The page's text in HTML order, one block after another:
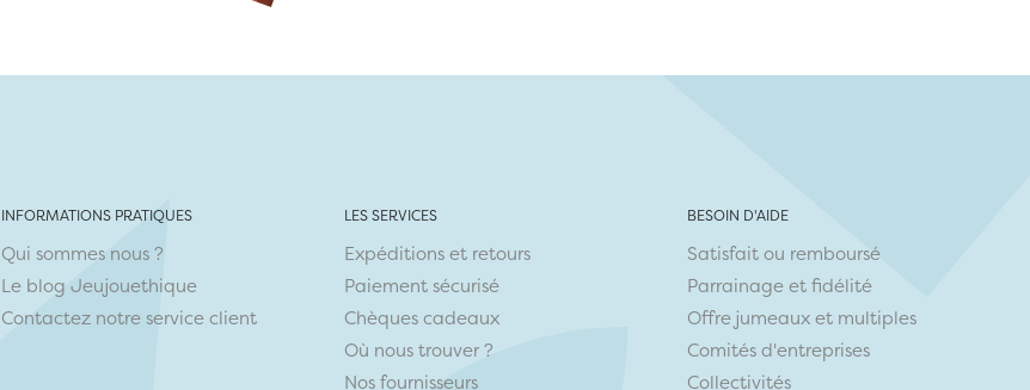
INFORMATIONS PRATIQUES
Qui sommes nous ?
Le blog Jeujouethique
Contactez notre service client
LES SERVICES
Expéditions et retours
Paiement sécurisé
Chèques cadeaux
Où nous trouver ?
Nos fournisseurs
BESOIN D'AIDE
Satisfait ou remboursé
Parrainage et fidélité
Offre jumeaux et multiples
Comités d'entreprises
Collectivités